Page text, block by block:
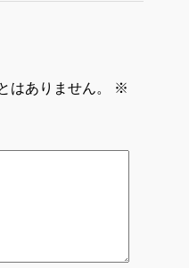
はありません。
※